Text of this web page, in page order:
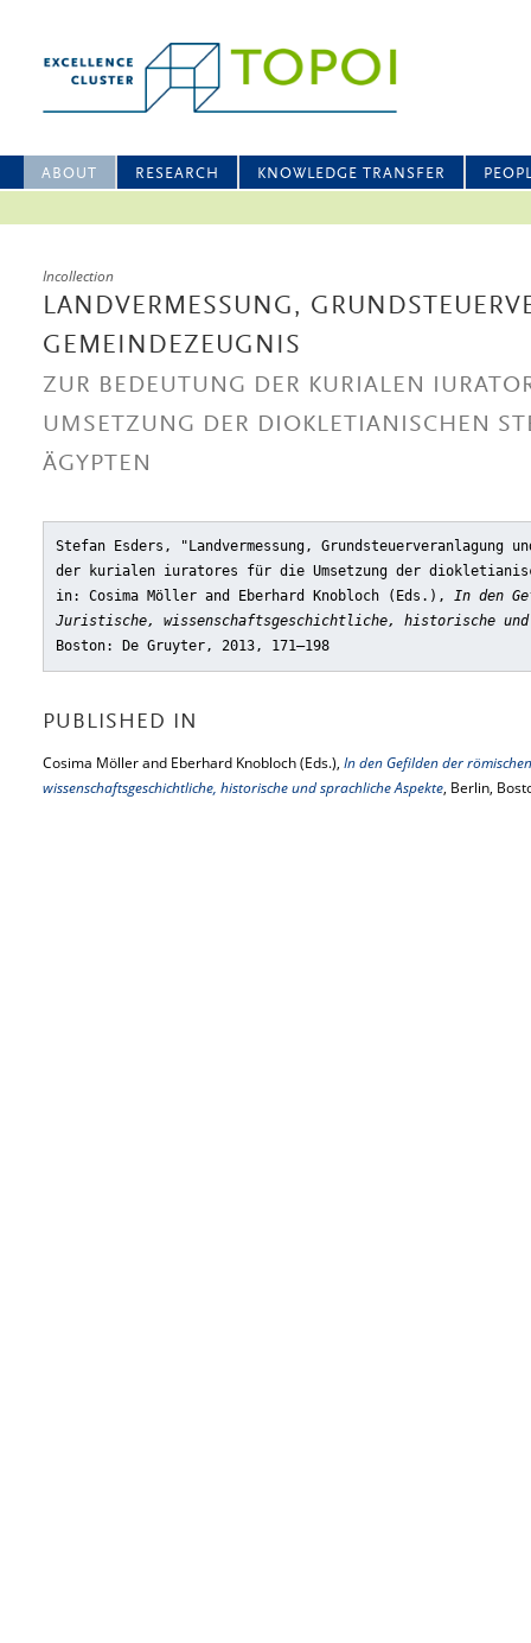
ABOUT RESEARCH KNOWLEDGE TRANSFER
Incollection
LANDVERMESSUNG,
GEMEINDEZEUGNIS
ZUR BEDEUTUNG DER KURIALEN
UMSETZUNG DER DIOKLETIANISCHEN
ÄGYPTEN
Stefan Esders, "Landvermessung, Grundsteuerveranlagung
der kurialen iuratores für die Umsetzung der
in: Cosima Möller and Eberhard Knobloch (Eds.), In den
Juristische, wissenschaftsgeschichtliche, historische und
Boston: De Gruyter, 2013, 171–198
PUBLISHED IN
Cosima Möller and Eberhard Knobloch (Eds.), In den Gefilden der
wissenschaftsgeschichtliche, historische und sprachliche Aspekte, Berlin,